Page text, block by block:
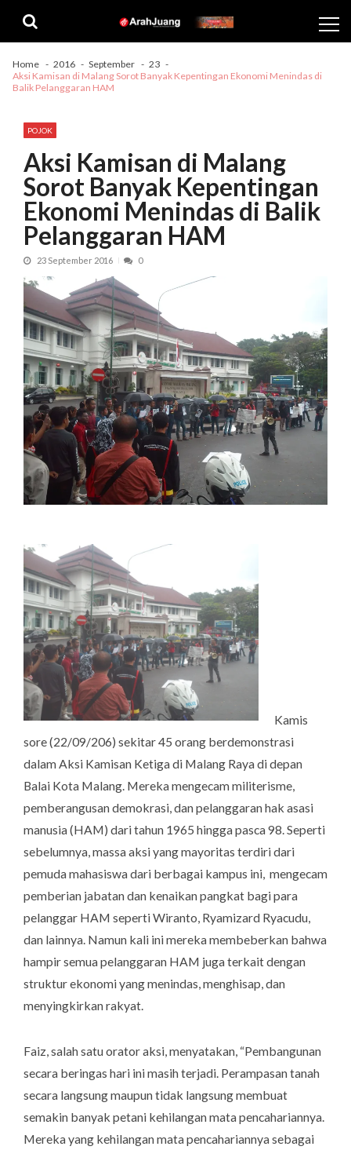
navigation
content
Home 2016 September
23
Aksi Kamisan di Malang Sorot Banyak Kepentingan Ekonomi Menindas di
Balik Pelanggaran HAM
POJOK
Aksi Kamisan di Malang
Sorot Banyak Kepentingan
Ekonomi Menindas di Balik
Pelanggaran HAM
23 September 2016 0
Kamis
sore (22/09/206) sekitar 45 orang berdemonstrasi
dalam Aksi Kamisan Ketiga di Malang Raya di depan
Balai Kota Malang. Mereka mengecam militerisme,
pemberangusan demokrasi, dan pelanggaran hak asasi
manusia (HAM) dari tahun 1965 hingga pasca 98. Seperti
sebelumnya, massa aksi yang mayoritas terdiri dari
pemuda mahasiswa dari berbagai kampus ini, mengecam
pemberian jabatan dan kenaikan pangkat bagi para
pelanggar HAM seperti Wiranto, Ryamizard Ryacudu,
dan lainnya. Namun kali ini mereka membeberkan bahwa
hampir semua pelanggaran HAM juga terkait dengan
struktur ekonomi yang menindas, menghisap, dan
menyingkirkan rakyat.
Faiz, salah satu orator aksi, menyatakan, “Pembangunan
secara beringas hari ini masih terjadi. Perampasan tanah
secara langsung maupun tidak langsung membuat
semakin banyak petani kehilangan mata pencahariannya.
Mereka yang kehilangan mata pencahariannya sebagai